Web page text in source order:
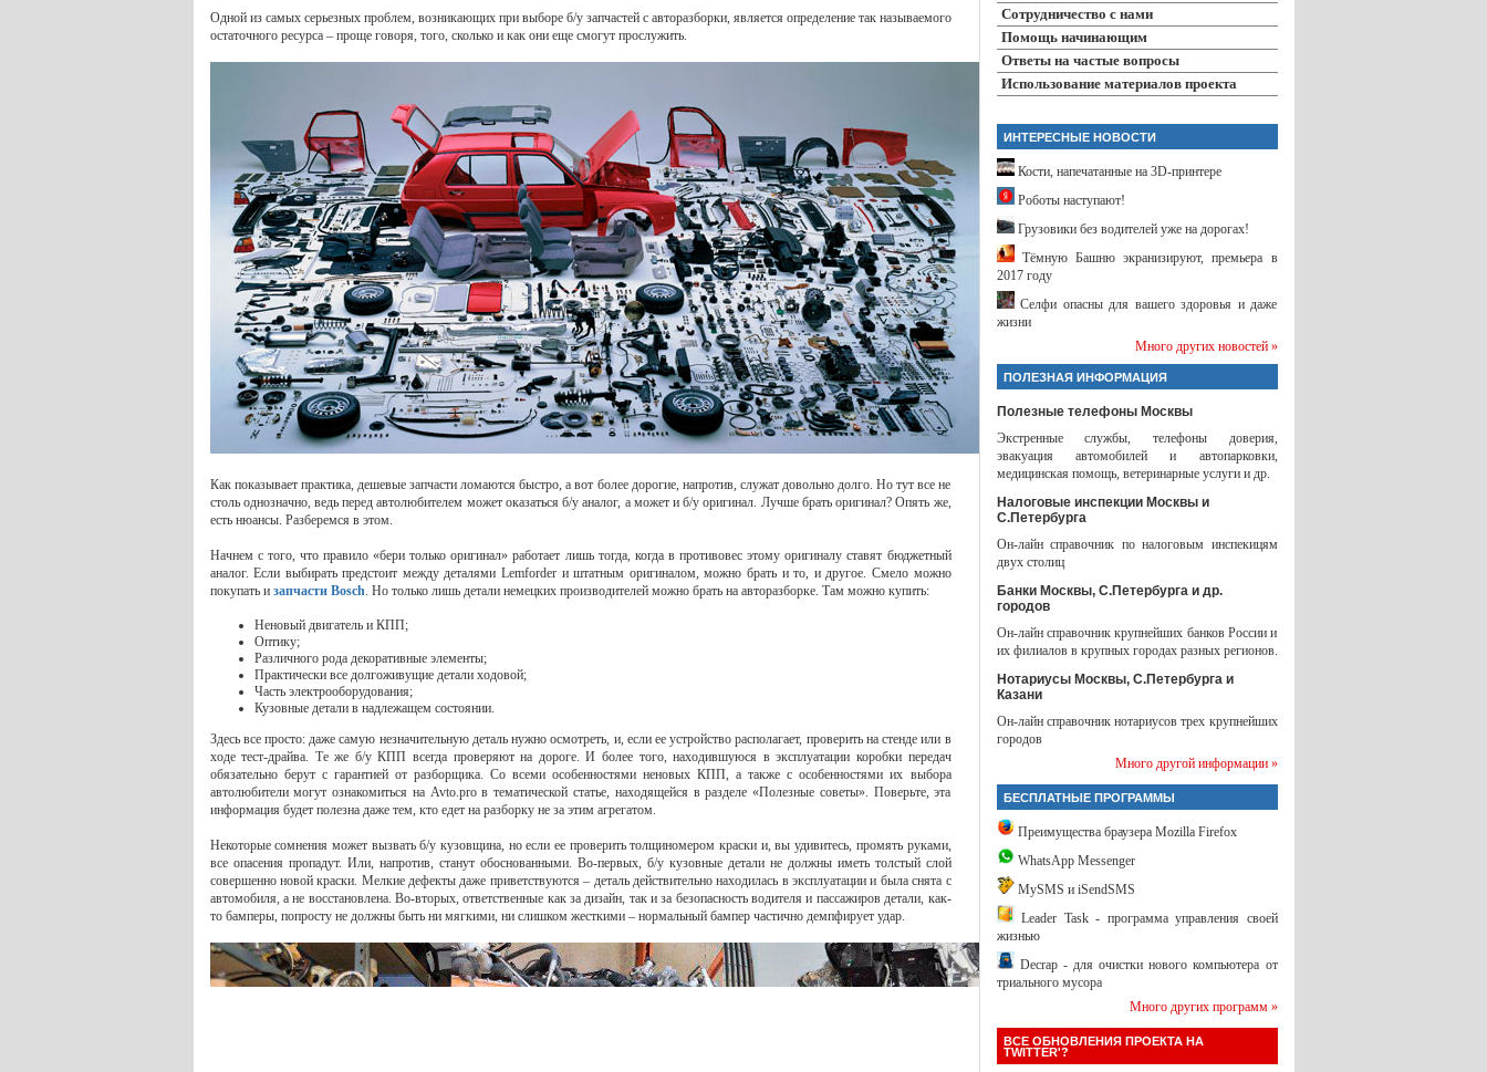
Одной из самых серьезных проблем, возникающих при выборе б/у запчастей с авторазборки, является определение так называемого
остаточного ресурса – проще говоря, того, сколько и как они еще смогут прослужить.
Как показывает практика, дешевые запчасти ломаются быстро, а вот более дорогие, напротив, служат довольно долго. Но тут все не
столь однозначно, ведь перед автолюбителем может оказаться б/у аналог, а может и б/у оригинал. Лучше брать оригинал? Опять же,
есть нюансы. Разберемся в этом.
Начнем с того, что правило «бери только оригинал» работает лишь тогда, когда в противовес этому оригиналу ставят бюджетный
аналог. Если выбирать предстоит между деталями Lemforder и штатным оригиналом, можно брать и то, и другое. Смело можно
покупать и запчасти Bosch. Но только лишь детали немецких производителей можно брать на авторазборке. Там можно купить:
Неновый двигатель и КПП;
Оптику;
Различного рода декоративные элементы;
Практически все долгоживущие детали ходовой;
Часть электрооборудования;
Кузовные детали в надлежащем состоянии.
Здесь все просто: даже самую незначительную деталь нужно осмотреть, и, если ее устройство располагает, проверить на стенде или в
ходе тест-драйва. Те же б/у КПП всегда проверяют на дороге. И более того, находившуюся в эксплуатации коробки передач
обязательно берут с гарантией от разборщика. Со всеми особенностями неновых КПП, а также с особенностями их выбора
автолюбители могут ознакомиться на Avto.pro в тематической статье, находящейся в разделе «Полезные советы». Поверьте, эта
информация будет полезна даже тем, кто едет на разборку не за этим агрегатом.
Некоторые сомнения может вызвать б/у кузовщина, но если ее проверить толщиномером краски и, вы удивитесь, промять руками,
все опасения пропадут. Или, напротив, станут обоснованными. Во-первых, б/у кузовные детали не должны иметь толстый слой
совершенно новой краски. Мелкие дефекты даже приветствуются – деталь действительно находилась в эксплуатации и была снята с
автомобиля, а не восстановлена. Во-вторых, ответственные как за дизайн, так и за безопасность водителя и пассажиров детали, как-
то бамперы, попросту не должны быть ни мягкими, ни слишком жесткими – нормальный бампер частично демпфирует удар.
Сотрудничество с нами
Помощь начинающим
Ответы на частые вопросы
Использование материалов проекта
ИНТЕРЕСНЫЕ НОВОСТИ
Кости, напечатанные на 3D-принтере
Роботы наступают!
Грузовики без водителей уже на дорогах!
Тёмную Башню экранизируют, премьера в
2017 году
Селфи опасны для вашего здоровья и даже
жизни
Много других новостей »
ПОЛЕЗНАЯ ИНФОРМАЦИЯ
Полезные телефоны Москвы
Экстренные службы, телефоны доверия,
эвакуация автомобилей и автопарковки,
медицинская помощь, ветеринарные услуги и др.
Налоговые инспекции Москвы и
С.Петербурга
Он-лайн справочник по налоговым инспекицям
двух столиц
Банки Москвы, С.Петербурга и др.
городов
Он-лайн справочник крупнейших банков России и
их филиалов в крупных городах разных регионов.
Нотариусы Москвы, С.Петербурга и
Казани
Он-лайн справочник нотариусов трех крупнейших
городов
Много другой информации »
БЕСПЛАТНЫЕ ПРОГРАММЫ
Преимущества браузера Mozilla Firefox
WhatsApp Messenger
MySMS и iSendSMS
Leader Task - программа управления своей
жизнью
Decrap - для очистки нового компьютера от
триального мусора
Много других программ »
ВСЕ ОБНОВЛЕНИЯ ПРОЕКТА НА
TWITTER'?